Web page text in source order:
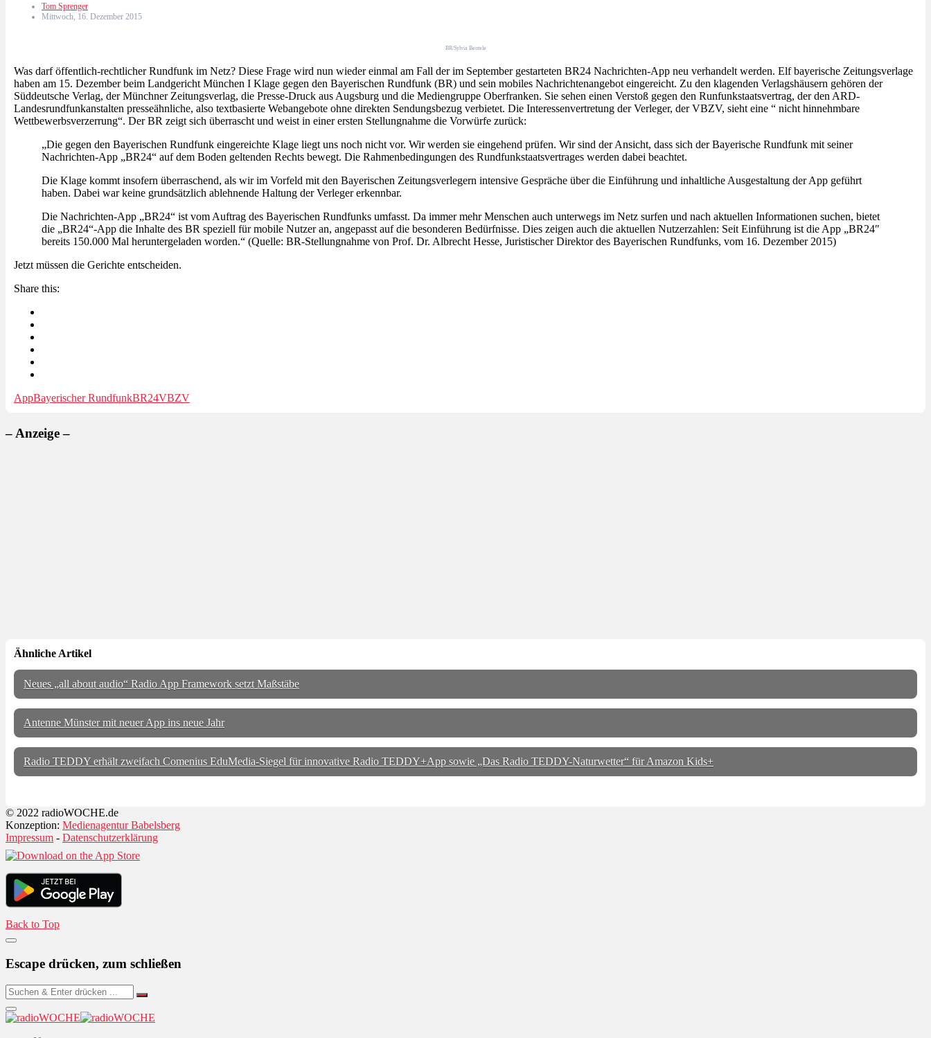
Tom Sprenger
Mittwoch, 16. Dezember 2015
BR/Sylvia Bentele
Was darf öffentlich-rechtlicher Rundfunk im Netz? Diese Frage wird nun wieder einmal am Fall der im September gestarteten BR24 Nachrichten-App neu verhandelt werden. Elf bayerische Zeitungsverlage
haben am 15. Dezember beim Landgericht München I Klage gegen den Bayerischen Rundfunk (BR) und sein mobiles Nachrichtenangebot eingereicht. Zu den klagenden Verlagshäusern gehören der
Süddeutsche Verlag, der Münchner Zeitungsverlag, die Presse-Druck aus Augsburg und die Mediengruppe Oberfranken. Sie sehen einen Verstoß gegen den Runfunkstaatsvertrag, der den ARD-
Landesrundfunkanstalten presseähnliche, also textbasierte Webangebote ohne direkten Sendungsbezug verbietet. Die Interessenvertretung der Verleger, der VBZV, sieht eine “ nicht hinnehmbare
Wettbewerbsverzerrung“. Der BR zeigt sich überrascht und weist in einer ersten Stellungnahme die Vorwürfe zurück:
„Die gegen den Bayerischen Rundfunk eingereichte Klage liegt uns noch nicht vor. Wir werden sie eingehend prüfen. Wir sind der Ansicht, dass sich der Bayerische Rundfunk mit seiner
Nachrichten-App „BR24“ auf dem Boden geltenden Rechts bewegt. Die Rahmenbedingungen des Rundfunkstaatsvertrages werden dabei beachtet.
Die Klage kommt insofern überraschend, als wir im Vorfeld mit den Bayerischen Zeitungsverlegern intensive Gespräche über die Einführung und inhaltliche Ausgestaltung der App geführt
haben. Dabei war keine grundsätzlich ablehnende Haltung der Verleger erkennbar.
Die Nachrichten-App „BR24“ ist vom Auftrag des Bayerischen Rundfunks umfasst. Da immer mehr Menschen auch unterwegs im Netz surfen und nach aktuellen Informationen suchen, bietet
die „BR24“-App die Inhalte des BR speziell für mobile Nutzer an, angepasst auf die besonderen Bedürfnisse. Dies zeigen auch die aktuellen Nutzerzahlen: Seit Einführung ist die App „BR24″
bereits 150.000 Mal heruntergeladen worden.“ (Quelle: BR-Stellungnahme von Prof. Dr. Albrecht Hesse, Juristischer Direktor des Bayerischen Rundfunks, vom 16. Dezember 2015)
Jetzt müssen die Gerichte entscheiden.
Share this:
AppBayerischer RundfunkBR24VBZV
– Anzeige –
Ähnliche Artikel
Neues „all about audio“ Radio App Framework setzt Maßstäbe
Antenne Münster mit neuer App ins neue Jahr
Radio TEDDY erhält zweifach Comenius EduMedia-Siegel für innovative Radio TEDDY+App sowie „Das Radio TEDDY-Naturwetter“ für Amazon Kids+
© 2022 radioWOCHE.de
Konzeption: Medienagentur Babelsberg
Impressum - Datenschutzerklärung
Back to Top
Escape drücken, zum schließen